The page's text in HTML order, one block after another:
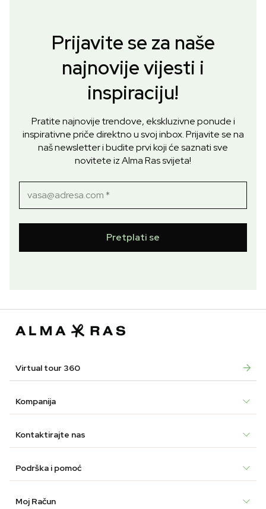
Prijavite se za naše
najnovije vijesti i
inspiraciju!
Pratite najnovije trendove, ekskluzivne ponude i
inspirativne priče direktno u svoj inbox. Prijavite se na
naš newsletter i budite prvi koji će saznati sve
novitete iz Alma Ras svijeta!
Pretplati se
Virtual tour 360
Kompanija
Kontaktirajte nas
Podrška i pomoć
Moj Račun